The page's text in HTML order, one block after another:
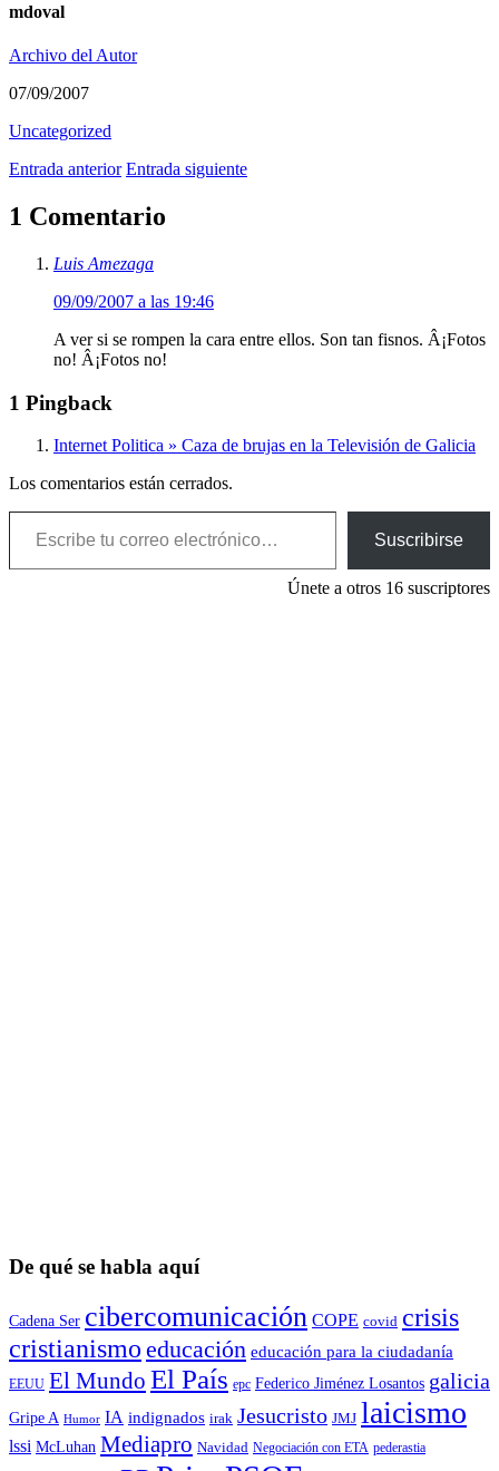
mdoval
Archivo del Autor
07/09/2007
Uncategorized
Entrada anterior Entrada siguiente
1 Comentario
Luis Amezaga
09/09/2007 a las 19:46
A ver si se rompen la cara entre ellos. Son tan fisnos. Â¡Fotos
no! Â¡Fotos no!
1 Pingback
Internet Politica » Caza de brujas en la Televisión de Galicia
Los comentarios están cerrados.
Escribe tu correo electrónico…
Suscribirse
Únete a otros 16 suscriptores
De qué se habla aquí
Cadena Ser cibercomunicación COPE covid crisis
cristianismo educación educación para la ciudadaní­a
EEUU El Mundo El País epc Federico Jiménez Losantos galicia
Gripe A Humor IA indignados irak Jesucristo JMJ laicismo
lssi McLuhan Mediapro Navidad Negociación con ETA pederastia